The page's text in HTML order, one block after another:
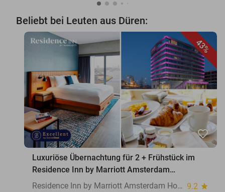
Beliebt bei Leuten aus Düren:
43%
favorite_border
Luxuriöse Übernachtung für 2 + Frühstück im
Residence Inn by Marriott Amsterdam
Houthavens
Residence Inn by Marriott Amsterdam Houthavens 9.2 star